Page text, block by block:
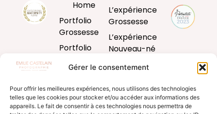
Gérer le consentement
Pour offrir les meilleures expériences, nous utilisons des technologies
telles que les cookies pour stocker et/ou accéder aux informations des
appareils. Le fait de consentir à ces technologies nous permettra de
Home
Portfolio
Grossesse
Portfolio
Bébé
Portfolio
L’expérience
Grossesse
L’expérience
Nouveau-né
L’expérience
L’expérience
famille